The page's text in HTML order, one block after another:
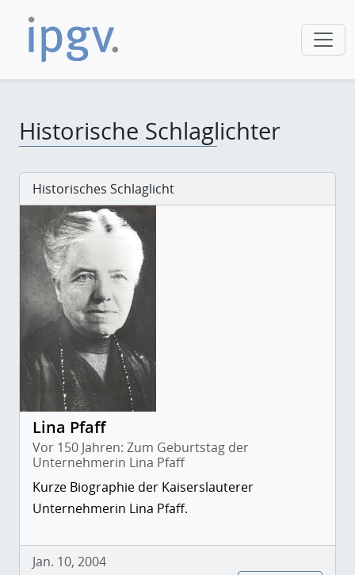
Historische Schlaglichter
Historisches Schlaglicht
Lina Pfaff
Vor 150 Jahren: Zum Geburtstag der
Unternehmerin Lina Pfaff
Kurze Biographie der Kaiserslauterer
Unternehmerin Lina Pfaff.
Jan. 10, 2004